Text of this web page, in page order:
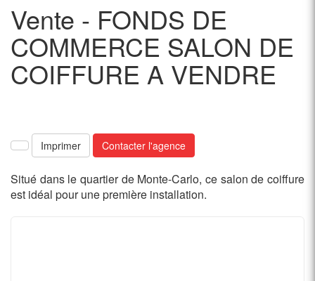
Vente - FONDS DE
COMMERCE SALON DE
COIFFURE A VENDRE
Imprimer Contacter l'agence
Situé dans le quartier de Monte-Carlo, ce salon de coiffure
est idéal pour une première installation.